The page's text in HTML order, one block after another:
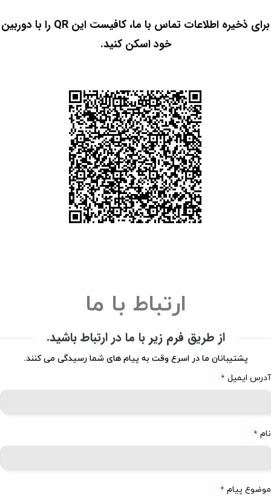
برای ذخیره اطلاعات تماس با ما، کافیست این QR را با دوربین
خود اسکن کنید.
ارتباط با ما
از طریق فرم زیر با ما در ارتباط باشید.
پشتیبانان ما در اسرع وقت به پیام های شما رسیدگی می کنند.
آدرس ایمیل *
نام *
موضوع پیام *